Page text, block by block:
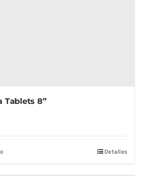
Tablets 8”
Detalles